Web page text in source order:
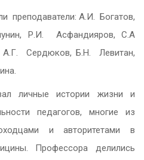
преподаватели: А.И. Богатов,
Р.И. Асфандияров, С.А
Сердюков, Б.Н. Левитан,
личные истории жизни и
педагогов, многие из
и авторитетами в
Профессора делились